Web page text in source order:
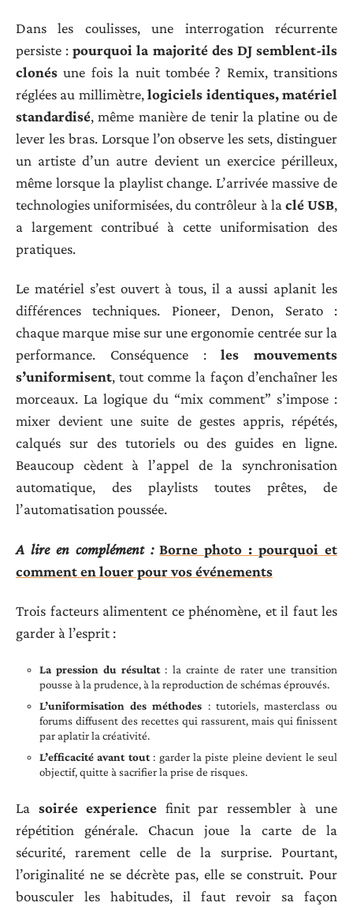
Dans les coulisses, une interrogation récurrente
persiste :pourquoi la majorité des DJ semblent-ils
clonés une fois la nuit tombée ? Remix, transitions
réglées au millimètre,logiciels identiques, matériel
standardisé, même manière de tenir la platine ou de
lever les bras. Lorsque l’on observe les sets, distinguer
un artiste d’un autre devient un exercice périlleux,
même lorsque la playlist change. L’arrivée massive de
technologies uniformisées, du contrôleur à la clé USB,
a largement contribué à cette uniformisation des
pratiques.
Le matériel s’est ouvert à tous, il a aussi aplanit les
différences techniques. Pioneer, Denon, Serato :
chaque marque mise sur une ergonomie centrée sur la
performance. Conséquence :les mouvements
s’uniformisent, tout comme la façon d’enchaîner les
morceaux. La logique du “mix comment” s’impose :
mixer devient une suite de gestes appris, répétés,
calqués sur des tutoriels ou des guides en ligne.
Beaucoup cèdent à l’appel de la synchronisation
automatique, des playlists toutes prêtes, de
l’automatisation poussée.
A lire en complément : Borne photo : pourquoi et
comment en louer pour vos événements
Trois facteurs alimentent ce phénomène, et il faut les
garder à l’esprit :
La pression du résultat: la crainte de rater une transition
pousse à la prudence, à la reproduction de schémas éprouvés.
L’uniformisation des méthodes : tutoriels, masterclass ou
forums diffusent des recettes qui rassurent, mais qui finissent
par aplatir la créativité.
L’efficacité avant tout: garder la piste pleine devient le seul
objectif, quitte à sacrifier la prise de risques.
La soirée experience finit par ressembler à une
répétition générale. Chacun joue la carte de la
sécurité, rarement celle de la surprise. Pourtant,
l’originalité ne se décrète pas, elle se construit. Pour
bousculer les habitudes, il faut revoir sa façon